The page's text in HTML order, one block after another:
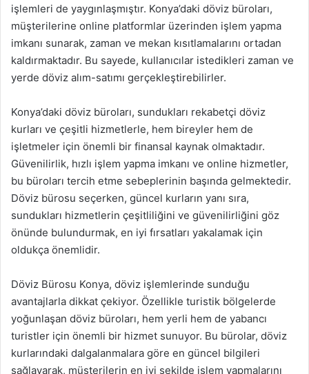
işlemleri de yaygınlaşmıştır. Konya’daki döviz büroları,
müşterilerine online platformlar üzerinden işlem yapma
imkanı sunarak, zaman ve mekan kısıtlamalarını ortadan
kaldırmaktadır. Bu sayede, kullanıcılar istedikleri zaman ve
yerde döviz alım-satımı gerçekleştirebilirler.
Konya’daki döviz büroları, sundukları rekabetçi döviz
kurları ve çeşitli hizmetlerle, hem bireyler hem de
işletmeler için önemli bir finansal kaynak olmaktadır.
Güvenilirlik, hızlı işlem yapma imkanı ve online hizmetler,
bu büroları tercih etme sebeplerinin başında gelmektedir.
Döviz bürosu seçerken, güncel kurların yanı sıra,
sundukları hizmetlerin çeşitliliğini ve güvenilirliğini göz
önünde bulundurmak, en iyi fırsatları yakalamak için
oldukça önemlidir.
Döviz Bürosu Konya, döviz işlemlerinde sunduğu
avantajlarla dikkat çekiyor. Özellikle turistik bölgelerde
yoğunlaşan döviz büroları, hem yerli hem de yabancı
turistler için önemli bir hizmet sunuyor. Bu bürolar, döviz
kurlarındaki dalgalanmalara göre en güncel bilgileri
sağlayarak, müşterilerin en iyi şekilde işlem yapmalarını